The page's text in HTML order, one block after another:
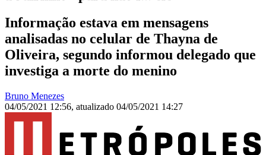
Informação estava em mensagens
analisadas no celular de Thayna de
Oliveira, segundo informou delegado que
investiga a morte do menino
Bruno Menezes
04/05/2021 12:56, atualizado 04/05/2021 14:27